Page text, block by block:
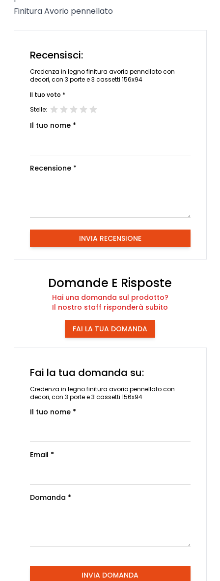
Finitura Avorio pennellato
Recensisci:
Credenza in legno finitura avorio pennellato con
decori, con 3 porte e 3 cassetti 156x94
Il tuo voto *
Stelle:
Il tuo nome *
Recensione *
INVIA RECENSIONE
Domande E Risposte
Hai una domanda sul prodotto?
Il nostro staff risponderà subito
FAI LA TUA DOMANDA
Fai la tua domanda su:
Credenza in legno finitura avorio pennellato con
decori, con 3 porte e 3 cassetti 156x94
Il tuo nome *
Email *
Domanda *
INVIA DOMANDA